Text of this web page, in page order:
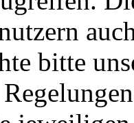
bitte